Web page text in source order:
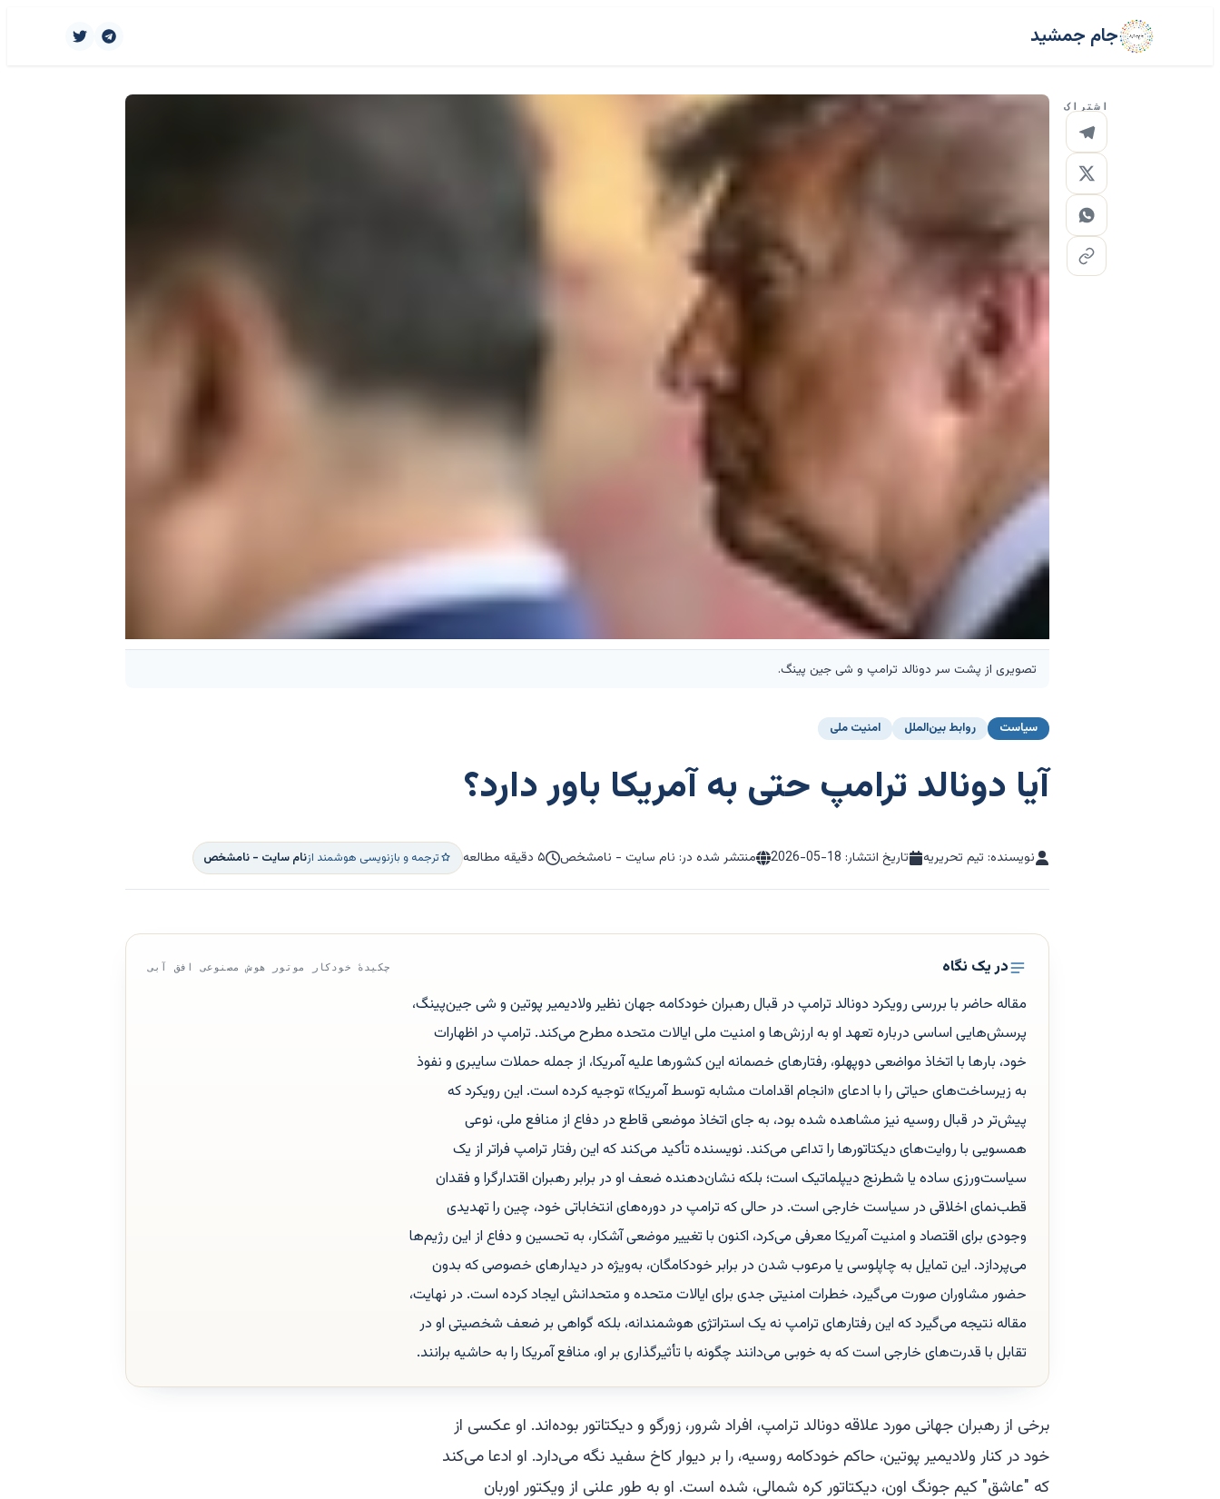
جام جمشید
اشتراک
تصویری از پشت سر دونالد ترامپ و شی جین پینگ.
سیاست روابط بین‌الملل امنیت ملی
آیا دونالد ترامپ حتی به آمریکا باور دارد؟
نویسنده: تیم تحریریه تاریخ انتشار: 2026-05-18 منتشر شده در: نام سایت - نامشخص ۵ دقیقه مطالعه ترجمه و بازنویسی هوشمند ازنام سایت - نامشخص
در یک نگاه چکیدهٔ خودکار موتور هوش مصنوعی افق آبی
مقاله حاضر با بررسی رویکرد دونالد ترامپ در قبال رهبران خودکامه جهان نظیر ولادیمیر پوتین و شی جین‌پینگ،
پرسش‌هایی اساسی درباره تعهد او به ارزش‌ها و امنیت ملی ایالات متحده مطرح می‌کند. ترامپ در اظهارات
خود، بارها با اتخاذ مواضعی دوپهلو، رفتارهای خصمانه این کشورها علیه آمریکا، از جمله حملات سایبری و نفوذ
به زیرساخت‌های حیاتی را با ادعای «انجام اقدامات مشابه توسط آمریکا» توجیه کرده است. این رویکرد که
پیش‌تر در قبال روسیه نیز مشاهده شده بود، به جای اتخاذ موضعی قاطع در دفاع از منافع ملی، نوعی
همسویی با روایت‌های دیکتاتورها را تداعی می‌کند. نویسنده تأکید می‌کند که این رفتار ترامپ فراتر از یک
سیاست‌ورزی ساده یا شطرنج دیپلماتیک است؛ بلکه نشان‌دهنده ضعف او در برابر رهبران اقتدارگرا و فقدان
قطب‌نمای اخلاقی در سیاست خارجی است. در حالی که ترامپ در دوره‌های انتخاباتی خود، چین را تهدیدی
وجودی برای اقتصاد و امنیت آمریکا معرفی می‌کرد، اکنون با تغییر موضعی آشکار، به تحسین و دفاع از این رژیم‌ها
می‌پردازد. این تمایل به چاپلوسی یا مرعوب شدن در برابر خودکامگان، به‌ویژه در دیدارهای خصوصی که بدون
حضور مشاوران صورت می‌گیرد، خطرات امنیتی جدی برای ایالات متحده و متحدانش ایجاد کرده است. در نهایت،
مقاله نتیجه می‌گیرد که این رفتارهای ترامپ نه یک استراتژی هوشمندانه، بلکه گواهی بر ضعف شخصیتی او در
تقابل با قدرت‌های خارجی است که به خوبی می‌دانند چگونه با تأثیرگذاری بر او، منافع آمریکا را به حاشیه برانند.
برخی از رهبران جهانی مورد علاقه دونالد ترامپ، افراد شرور، زورگو و دیکتاتور بوده‌اند. او عکسی از
خود در کنار ولادیمیر پوتین، حاکم خودکامه روسیه، را بر دیوار کاخ سفید نگه می‌دارد. او ادعا می‌کند
که "عاشق" کیم جونگ اون، دیکتاتور کره شمالی، شده است. او به طور علنی از ویکتور اوربان